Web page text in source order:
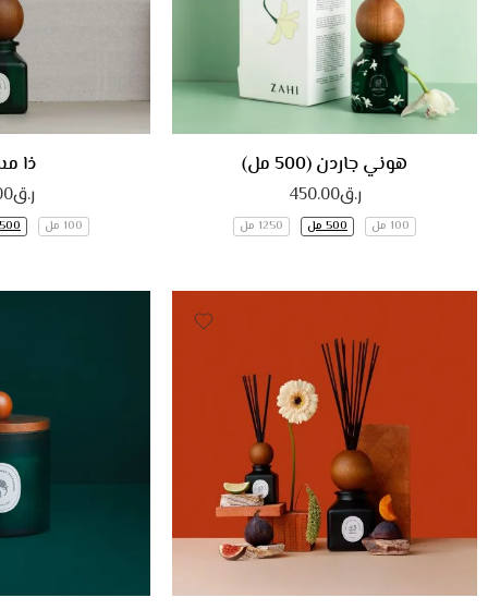
هوني جاردن (500 مل)
ر.ق450.00
100 مل 500 مل 1250 مل
ذا
ر.ق
100 مل 500 مل